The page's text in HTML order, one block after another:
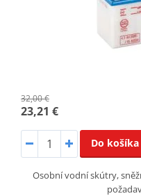
32,00 €
23,21 €
Do košíka
Osobní vodní skútry,